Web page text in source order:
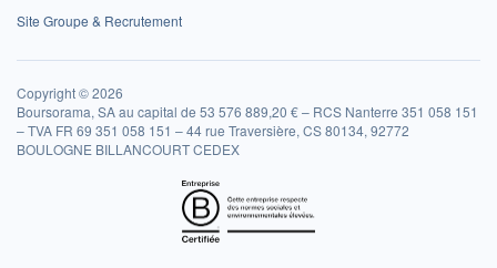
Site Groupe & Recrutement
Copyright © 2026
Boursorama, SA au capital de 53 576 889,20 € – RCS Nanterre 351 058 151
– TVA FR 69 351 058 151 – 44 rue Traversière, CS 80134, 92772
BOULOGNE BILLANCOURT CEDEX